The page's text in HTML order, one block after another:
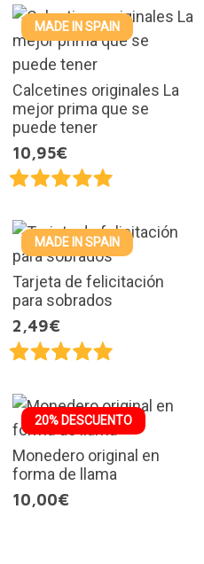
MADE IN SPAIN
Calcetines originales La
mejor prima que se
puede tener
10,95€
MADE IN SPAIN
Tarjeta de felicitación
para sobrados
2,49€
20% DESCUENTO
Monedero original en
forma de llama
10,00€